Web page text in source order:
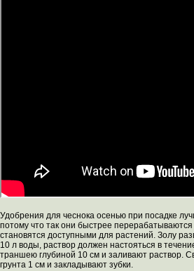
Удобрения для чеснока осенью при посадке
потому что так они быстрее
становятся доступными для растений. Золу
10 л воды, раствор должен настояться в
траншею глубиной 10 см и заливают раствор.
грунта 1 см и закладывают зубки.